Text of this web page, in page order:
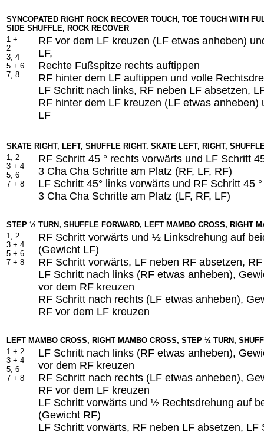
SYNCOPATED RIGHT ROCK RECOVER TOUCH, TOE TOUCH WITH
SIDE SHUFFLE, ROCK RECOVER
1 +
2
3, 4
5 + 6
7, 8
RF vor dem LF kreuzen (LF etwas anheben)
LF,
Rechte Fußspitze rechts auftippen
RF hinter dem LF auftippen und volle
LF Schritt nach links, RF neben LF absetzen,
RF hinter dem LF kreuzen (LF etwas anheben)
LF
SKATE RIGHT, LEFT, SHUFFLE RIGHT. SKATE LEFT, RIGHT,
1, 2
3 + 4
5, 6
7 + 8
RF Schritt 45 ° rechts vorwärts und LF Schritt
3 Cha Cha Schritte am Platz (RF, LF, RF)
LF Schritt 45° links vorwärts und RF Schritt 45
3 Cha Cha Schritte am Platz (LF, RF, LF)
STEP ½ TURN, SHUFFLE FORWARD, LEFT MAMBO CROSS, RIGHT
1, 2
3 + 4
5 + 6
7 + 8
RF Schritt vorwärts und ½ Linksdrehung auf
(Gewicht LF)
RF Schritt vorwärts, LF neben RF absetzen,
LF Schritt nach links (RF etwas anheben),
vor dem RF kreuzen
RF Schritt nach rechts (LF etwas anheben),
RF vor dem LF kreuzen
LEFT MAMBO CROSS, RIGHT MAMBO CROSS, STEP ½ TURN,
1 + 2
3 + 4
5, 6
7 + 8
LF Schritt nach links (RF etwas anheben),
vor dem RF kreuzen
RF Schritt nach rechts (LF etwas anheben),
RF vor dem LF kreuzen
LF Schritt vorwärts und ½ Rechtsdrehung auf
(Gewicht RF)
LF Schritt vorwärts, RF neben LF absetzen, LF